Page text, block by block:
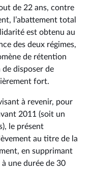
de 22 ans, contre
l’abattement total
est obtenu au
des deux régimes,
de rétention
disposer de
fort.
à revenir, pour
2011 (soit un
le présent
au titre de la
en supprimant
une durée de 30